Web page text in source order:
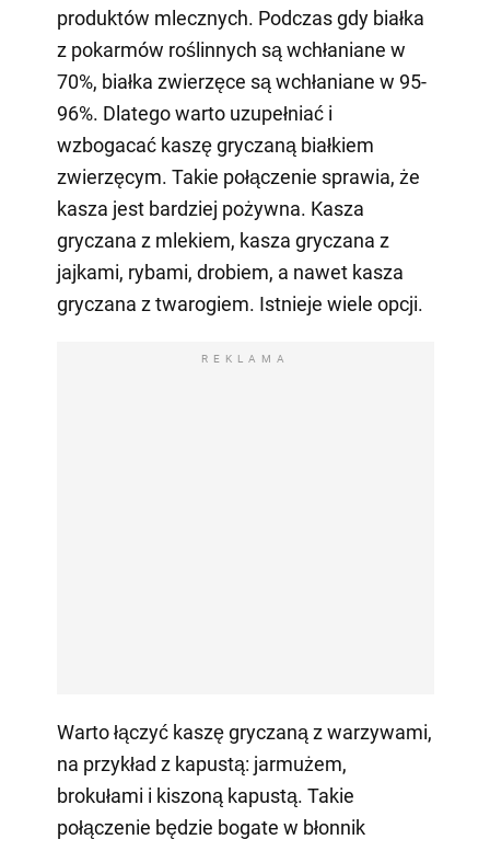
produktów mlecznych. Podczas gdy białka
z pokarmów roślinnych są wchłaniane w
70%, białka zwierzęce są wchłaniane w 95-
96%. Dlatego warto uzupełniać i
wzbogacać kaszę gryczaną białkiem
zwierzęcym. Takie połączenie sprawia, że
kasza jest bardziej pożywna. Kasza
gryczana z mlekiem, kasza gryczana z
jajkami, rybami, drobiem, a nawet kasza
gryczana z twarogiem. Istnieje wiele opcji.
REKLAMA
Warto łączyć kaszę gryczaną z warzywami,
na przykład z kapustą: jarmużem,
brokułami i kiszoną kapustą. Takie
połączenie będzie bogate w błonnik